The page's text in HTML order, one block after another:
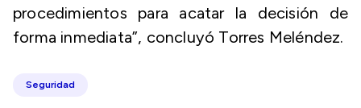
procedimientos para acatar la decisión de
forma inmediata”, concluyó Torres Meléndez.
Seguridad